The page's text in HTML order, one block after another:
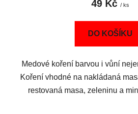
49 Kč / ks
DO KOŠÍKU
Medové koření barvou i vůní
Koření vhodné na nakládaná
restovaná masa, zeleninu a